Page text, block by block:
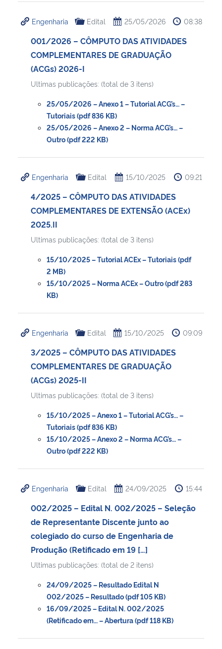
Ministério do Desenvolvimento Regional
Secretaria-Geral
Secretaria de Governo
Advocacia-Geral da União
Banco Central do Brasil
Engenharia Edital 25/05/2026 08:38
001/2026 – CÔMPUTO DAS ATIVIDADES
COMPLEMENTARES DE GRADUAÇÃO
(ACGs) 2026-I
Ultimas publicações: (total de 3 itens)
25/05/2026 – Anexo 1 – Tutorial ACG’s… –
Tutoriais (pdf 836 KB)
25/05/2026 – Anexo 2 – Norma ACG’s… –
Outro (pdf 222 KB)
Engenharia Edital 15/10/2025 09:21
4/2025 – CÔMPUTO DAS ATIVIDADES
COMPLEMENTARES DE EXTENSÃO (ACEx)
2025.II
Ultimas publicações: (total de 3 itens)
15/10/2025 – Tutorial ACEx – Tutoriais (pdf
2 MB)
15/10/2025 – Norma ACEx – Outro (pdf 283
KB)
Engenharia Edital 15/10/2025 09:09
3/2025 – CÔMPUTO DAS ATIVIDADES
COMPLEMENTARES DE GRADUAÇÃO
(ACGs) 2025-II
Ultimas publicações: (total de 3 itens)
15/10/2025 – Anexo 1 – Tutorial ACG’s… –
Tutoriais (pdf 836 KB)
15/10/2025 – Anexo 2 – Norma ACG’s… –
Outro (pdf 222 KB)
Engenharia Edital 24/09/2025 15:44
002/2025 – Edital N. 002/2025 – Seleção
de Representante Discente junto ao
colegiado do curso de Engenharia de
Produção (Retificado em 19 […]
Ultimas publicações: (total de 2 itens)
24/09/2025 – Resultado Edital N
002/2025 – Resultado (pdf 105 KB)
16/09/2025 – Edital N. 002/2025
(Retificado em… – Abertura (pdf 118 KB)